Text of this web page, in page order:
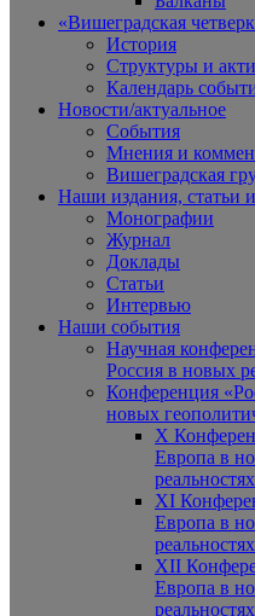
«Вишеградская
История
Структуры и
Календарь
Новости/актуальное
События
Мнения и
Вишеградская
Наши издания, статьи
Монографии
Журнал
Доклады
Статьи
Интервью
Наши события
Научная
Россия в новых
Конференция
новых
X
Европа в
XI
Европа в
XII
Европа в